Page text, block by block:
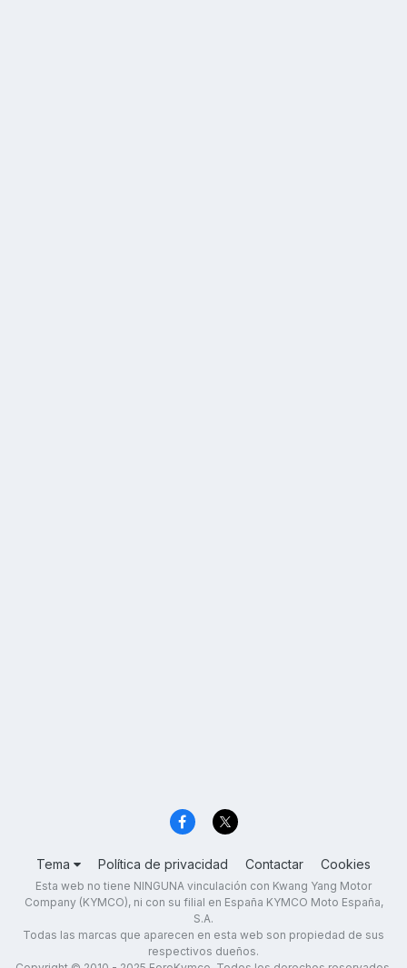
Tema Política de privacidad Contactar Cookies
Esta web no tiene NINGUNA vinculación con Kwang Yang Motor
Company (KYMCO), ni con su filial en España KYMCO Moto España,
S.A.
Todas las marcas que aparecen en esta web son propiedad de sus
respectivos dueños.